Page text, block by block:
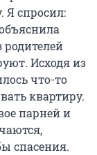
Я спросил:
родителей
Исходя из
что-то
квартиру.
парней и
спасения.